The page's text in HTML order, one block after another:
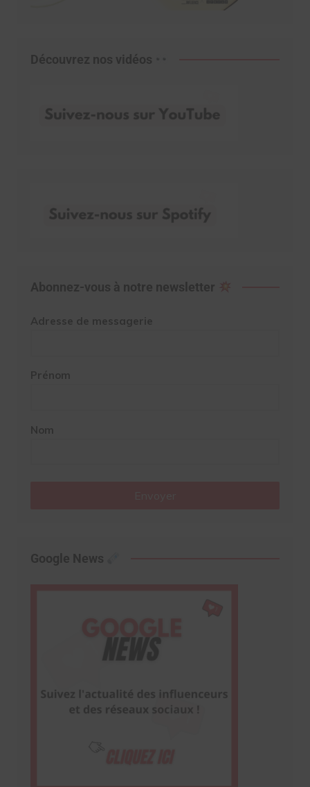
Découvrez nos vidéos
Abonnez-vous à notre newsletter
Adresse de messagerie
Prénom
Nom
Google News